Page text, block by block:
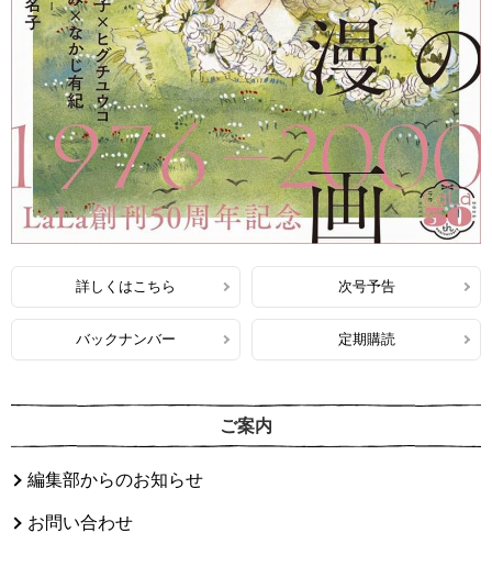
詳しくはこちら 次号予告
バックナンバー 定期購読
ご案内
編集部からのお知らせ
お問い合わせ